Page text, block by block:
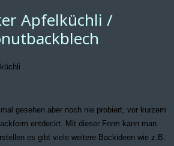
Apfelküchli /
gesehen aber noch nie probiert, vor kurzem
entdeckt. Mit dieser Form kann man
es gibt viele weitere Backideen wie z.B.